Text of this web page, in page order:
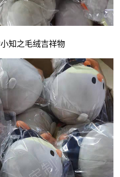
知之毛绒吉祥物